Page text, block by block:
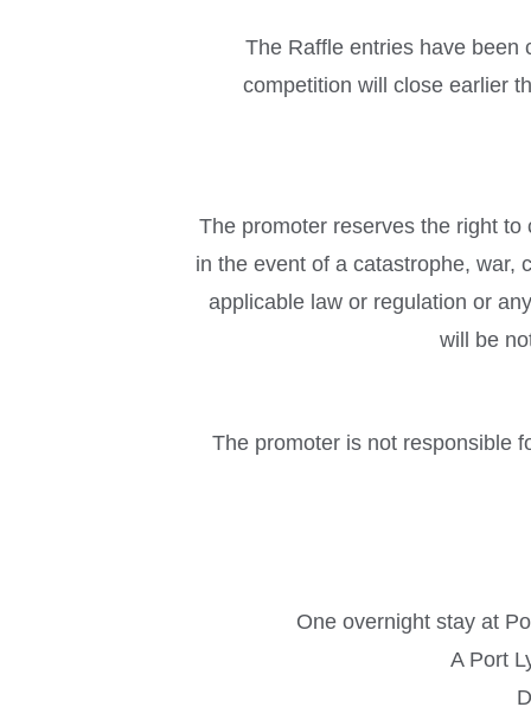
The Raffle entries have been
competition will close earlier
The promoter reserves the right
in the event of a catastrophe, war,
applicable law or regulation or
will be
The promoter is not responsible
One overnight stay at
A Port